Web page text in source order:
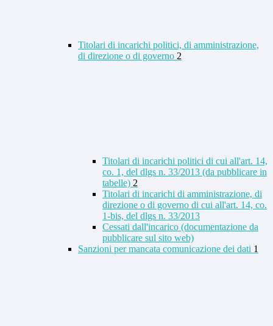
Titolari di incarichi politici, di amministrazione,
di direzione o di governo 2
Titolari di incarichi politici di cui all'art. 14,
co. 1, del dlgs n. 33/2013 (da pubblicare in
tabelle) 2
Titolari di incarichi di amministrazione, di
direzione o di governo di cui all'art. 14, co.
1-bis, del dlgs n. 33/2013
Cessati dall'incarico (documentazione da
pubblicare sul sito web)
Sanzioni per mancata comunicazione dei dati 1